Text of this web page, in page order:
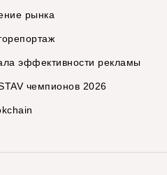
рынка
эффективности рекламы
чемпионов 2026